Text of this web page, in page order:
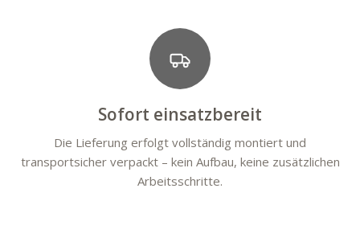
Sofort einsatzbereit
Die Lieferung erfolgt vollständig montiert und
transportsicher verpackt – kein Aufbau, keine zusätzlichen
Arbeitsschritte.